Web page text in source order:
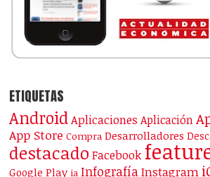
ETIQUETAS
Android Aplicaciones Aplicación
App Store Compra Desarrolladores
destacado Facebook
Google Play ia InfografíaInstagram